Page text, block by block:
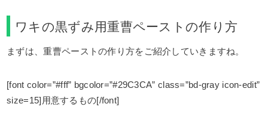
ワキの黒ずみ用重曹ペーストの作り方
まずは、重曹ペーストの作り方をご紹介していきますね。
[font color=”#fff” bgcolor=”#29C3CA” class=”bd-gray icon-edit”
size=15]用意するもの[/font]